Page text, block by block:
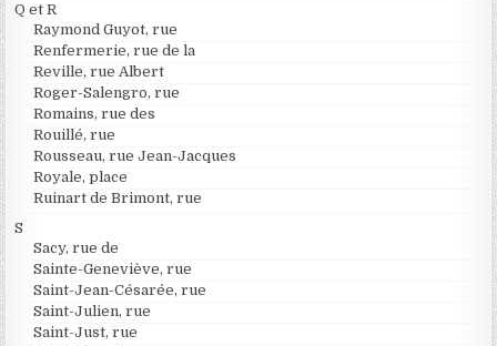
Q et R
Raymond Guyot, rue
Renfermerie, rue de la
Reville, rue Albert
Roger-Salengro, rue
Romains, rue des
Rouillé, rue
Rousseau, rue Jean-Jacques
Royale, place
Ruinart de Brimont, rue
S
Sacy, rue de
Sainte-Geneviève, rue
Saint-Jean-Césarée, rue
Saint-Julien, rue
Saint-Just, rue